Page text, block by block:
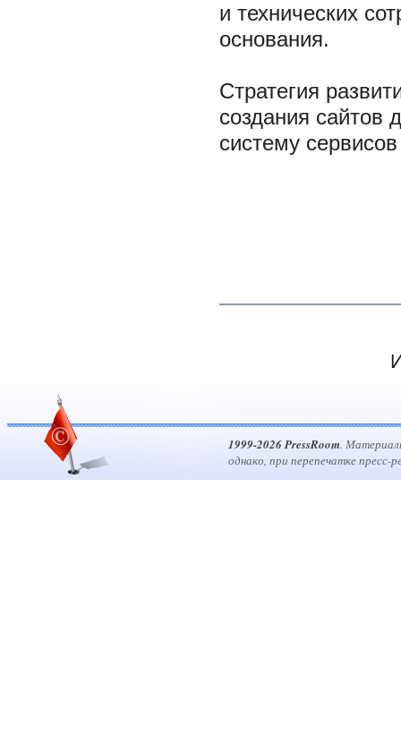
и технических
основания.
Стратегия
создания сайтов
систему
1999-2026 PressRoom.
однако, при перепечатке пресс-